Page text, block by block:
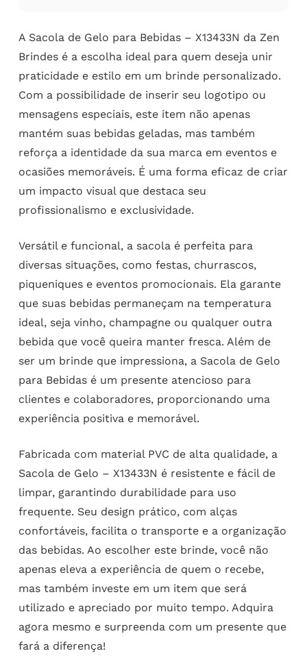
A Sacola de Gelo para Bebidas – X13433N da Zen
Brindes é a escolha ideal para quem deseja unir
praticidade e estilo em um brinde personalizado.
Com a possibilidade de inserir seu logotipo ou
mensagens especiais, este item não apenas
mantém suas bebidas geladas, mas também
reforça a identidade da sua marca em eventos e
ocasiões memoráveis. É uma forma eficaz de criar
um impacto visual que destaca seu
profissionalismo e exclusividade.
Versátil e funcional, a sacola é perfeita para
diversas situações, como festas, churrascos,
piqueniques e eventos promocionais. Ela garante
que suas bebidas permaneçam na temperatura
ideal, seja vinho, champagne ou qualquer outra
bebida que você queira manter fresca. Além de
ser um brinde que impressiona, a Sacola de Gelo
para Bebidas é um presente atencioso para
clientes e colaboradores, proporcionando uma
experiência positiva e memorável.
Fabricada com material PVC de alta qualidade, a
Sacola de Gelo – X13433N é resistente e fácil de
limpar, garantindo durabilidade para uso
frequente. Seu design prático, com alças
confortáveis, facilita o transporte e a organização
das bebidas. Ao escolher este brinde, você não
apenas eleva a experiência de quem o recebe,
mas também investe em um item que será
utilizado e apreciado por muito tempo. Adquira
agora mesmo e surpreenda com um presente que
fará a diferença!